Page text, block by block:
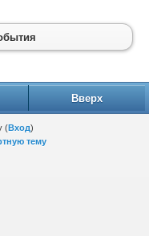
Вверх
(Вход)
тему